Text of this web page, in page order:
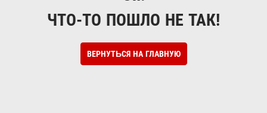
ЧТО-ТО ПОШЛО НЕ ТАК!
ВЕРНУТЬСЯ НА ГЛАВНУЮ